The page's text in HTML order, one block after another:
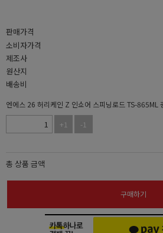
판매가격
소비자가격
제조사
원산지
배송비
엔에스 26 허리케인 Z 인쇼어 스피닝로드 TS-865ML
+1
-1
총 상품 금액
구매하기